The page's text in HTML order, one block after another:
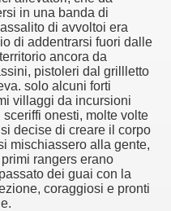
in una banda di
di avvoltoi era
di addentrarsi fuori dalle
ancora da
pistoleri dal grillletto
solo alcuni forti
villaggi da incursioni
onesti, molte volte
decise di creare il corpo
mischiassero alla gente,
rangers erano
dei guai con la
coraggiosi e pronti